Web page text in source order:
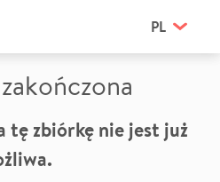
PL
tę zbiórkę nie jest już